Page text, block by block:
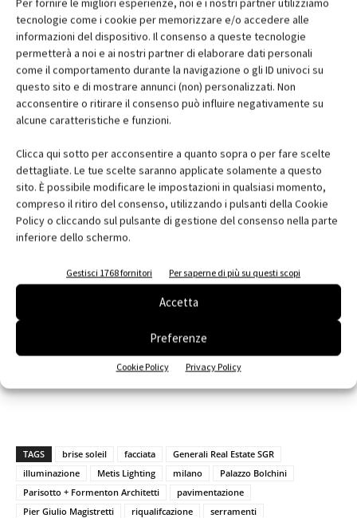
Per fornire le migliori esperienze, noi e i nostri partner utilizziamo
tecnologie come i cookie per memorizzare e/o accedere alle
informazioni del dispositivo. Il consenso a queste tecnologie
permetterà a noi e ai nostri partner di elaborare dati personali
come il comportamento durante la navigazione o gli ID univoci su
questo sito e di mostrare annunci (non) personalizzati. Non
acconsentire o ritirare il consenso può influire negativamente su
alcune caratteristiche e funzioni.
Clicca qui sotto per acconsentire a quanto sopra o per fare scelte
dettagliate. Le tue scelte saranno applicate solamente a questo
sito. È possibile modificare le impostazioni in qualsiasi momento,
compreso il ritiro del consenso, utilizzando i pulsanti della Cookie
Policy o cliccando sul pulsante di gestione del consenso nella parte
inferiore dello schermo.
Gestisci 1768 fornitori Per saperne di più su questi scopi
Accetta
Preferenze
Cookie Policy Privacy Policy
©Leo Torri
Allo scopo di proteggere la privacy e schermare dalla luce solare
gli uffici ivi posti e il portico stesso, le tende sono state sostituite
estremamente essenziale, inseriti negli archi esistenti. I nuovi
serramenti, nella medesima finitura, tutti di disegno custom,
sono di tre tipologie: a vetro fisso per le vetrine, con vetro fisso e
porta laterale oppure con doppio vetro fisso laterale e porta
centrale. Sopra le porte di ingresso alle unità commerciali è
serramenti, e con luci e logo integrati. Per il committente,
Generali Real Estate, l’attento intervento di riqualificazione e
conservazione si inserisce nell’ambito della normale attività di
ammodernamento e riposizionamento del portafoglio europeo,
che comprende un mix unico di edifici storici e moderni.
TAGS brise soleil facciata
Generali Real Estate SGR
illuminazione
Metis Lighting milano
Palazzo Bolchini
Parisotto + Formenton Architetti
pavimentazione
Pier Giulio Magistretti
riqualifcazione serramenti